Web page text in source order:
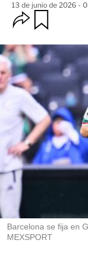
13 de junio de 2026 -
O
p
i
o
n
e
s
d
e
c
o
m
p
a
r
a
Barcelona se fija en
MEXSPORT